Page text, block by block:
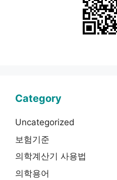
Category
Uncategorized
보험기준
의학계산기 사용법
의학용어